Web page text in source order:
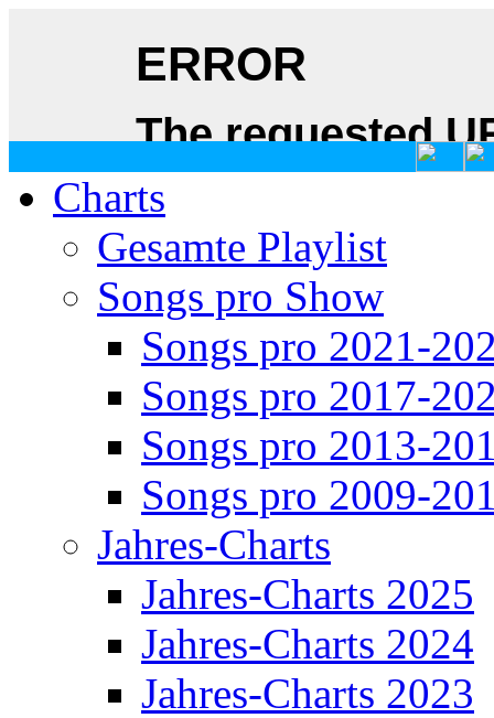
Charts
Gesamte Playlist
Songs pro Show
Songs pro 2021-
Songs pro 2017-
Songs pro 2013-
Songs pro 2009-
Jahres-Charts
Jahres-Charts 2025
Jahres-Charts 2024
Jahres-Charts 2023